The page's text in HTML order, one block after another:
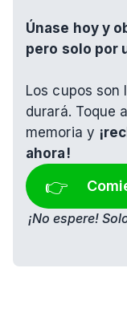
Únase hoy y
pero solo por
Los cupos son
durará. Toque
memoria y
ahora!
👉
¡No espere!